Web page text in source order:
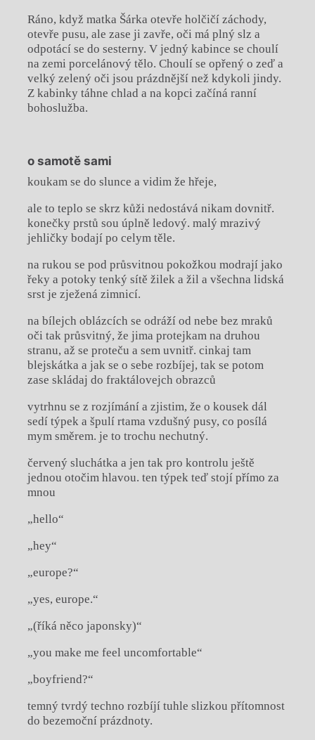
Ráno, když matka Šárka otevře holčičí záchody,
otevře pusu, ale zase ji zavře, oči má plný slz a
odpotácí se do sesterny. V jedný kabince se choulí
na zemi porcelánový tělo. Choulí se opřený o zeď a
velký zelený oči jsou prázdnější než kdykoli jindy.
Z kabinky táhne chlad a na kopci začíná ranní
bohoslužba.
o samotě sami
koukam se do slunce a vidim že hřeje,
ale to teplo se skrz kůži nedostává nikam dovnitř.
konečky prstů sou úplně ledový. malý mrazivý
jehličky bodají po celym těle.
na rukou se pod průsvitnou pokožkou modrají jako
řeky a potoky tenký sítě žilek a žil a všechna lidská
srst je zježená zimnicí.
na bílejch oblázcích se odráží od nebe bez mraků
oči tak průsvitný, že jima protejkam na druhou
stranu, až se proteču a sem uvnitř. cinkaj tam
blejskátka a jak se o sebe rozbíjej, tak se potom
zase skládaj do fraktálovejch obrazců
vytrhnu se z rozjímání a zjistim, že o kousek dál
sedí týpek a špulí rtama vzdušný pusy, co posílá
mym směrem. je to trochu nechutný.
červený sluchátka a jen tak pro kontrolu ještě
jednou otočim hlavou. ten týpek teď stojí přímo za
mnou
„hello“
„hey“
„europe?“
„yes, europe.“
„(říká něco japonsky)“
„you make me feel uncomfortable“
„boyfriend?“
temný tvrdý techno rozbíjí tuhle slizkou přítomnost
do bezemoční prázdnoty.